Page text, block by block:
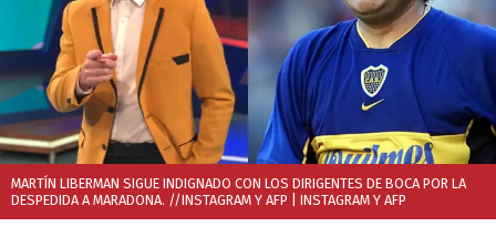
MARTÍN LIBERMAN SIGUE INDIGNADO CON LOS DIRIGENTES DE BOCA POR LA
DESPEDIDA A MARADONA. //INSTAGRAM Y AFP | INSTAGRAM Y AFP